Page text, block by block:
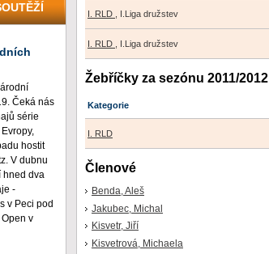
I. RLD , I.Liga družstev
I. RLD , I.Liga družstev
Žebříčky za sezónu 2011/2012
Kategorie
I. RLD
Členové
Benda, Aleš
Jakubec, Michal
Kisvetr, Jiří
Kisvetrová, Michaela
Čeká nás
série
hostit
V dubnu
hned dva
-
v Peci pod
v